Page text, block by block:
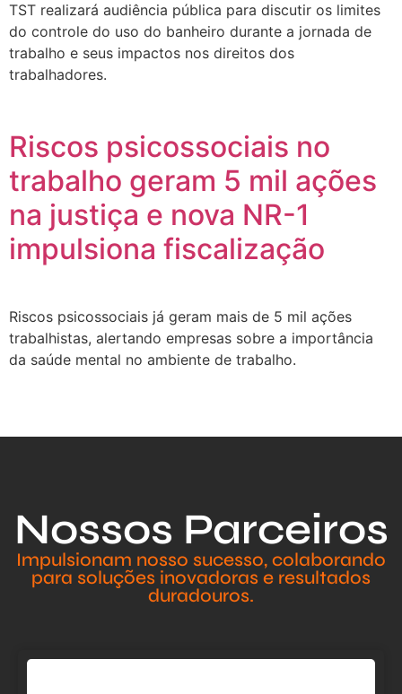
TST realizará audiência pública para discutir os limites
do controle do uso do banheiro durante a jornada de
trabalho e seus impactos nos direitos dos
trabalhadores.
Riscos psicossociais no
trabalho geram 5 mil ações
na justiça e nova NR-1
impulsiona fiscalização
Riscos psicossociais já geram mais de 5 mil ações
trabalhistas, alertando empresas sobre a importância
da saúde mental no ambiente de trabalho.
Nossos Parceiros
Impulsionam nosso sucesso, colaborando
para soluções inovadoras e resultados
duradouros.